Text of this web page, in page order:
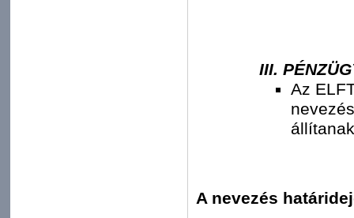
III.
Az
A nevezés